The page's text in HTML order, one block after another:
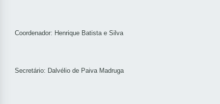
Coordenador: Henrique Batista e Silva
Secretário: Dalvélio de Paiva Madruga